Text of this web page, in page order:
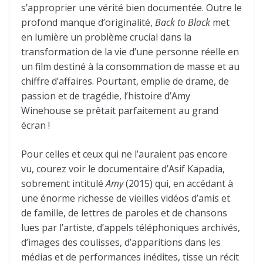
s’approprier une vérité bien documentée. Outre le
profond manque d’originalité, Back to Black met
en lumière un problème crucial dans la
transformation de la vie d’une personne réelle en
un film destiné à la consommation de masse et au
chiffre d’affaires. Pourtant, emplie de drame, de
passion et de tragédie, l’histoire d’Amy
Winehouse se prêtait parfaitement au grand
écran !
Pour celles et ceux qui ne l’auraient pas encore
vu, courez voir le documentaire d’Asif Kapadia,
sobrement intituléAmy(2015) qui, en accédant à
une énorme richesse de vieilles vidéos d’amis et
de famille, de lettres de paroles et de chansons
lues par l’artiste, d’appels téléphoniques archivés,
d’images des coulisses, d’apparitions dans les
médias et de performances inédites, tisse un récit